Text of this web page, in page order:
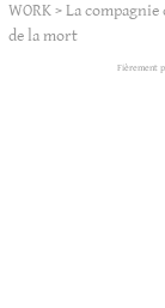
WORK>La compagnie
de la mort
Fièrement